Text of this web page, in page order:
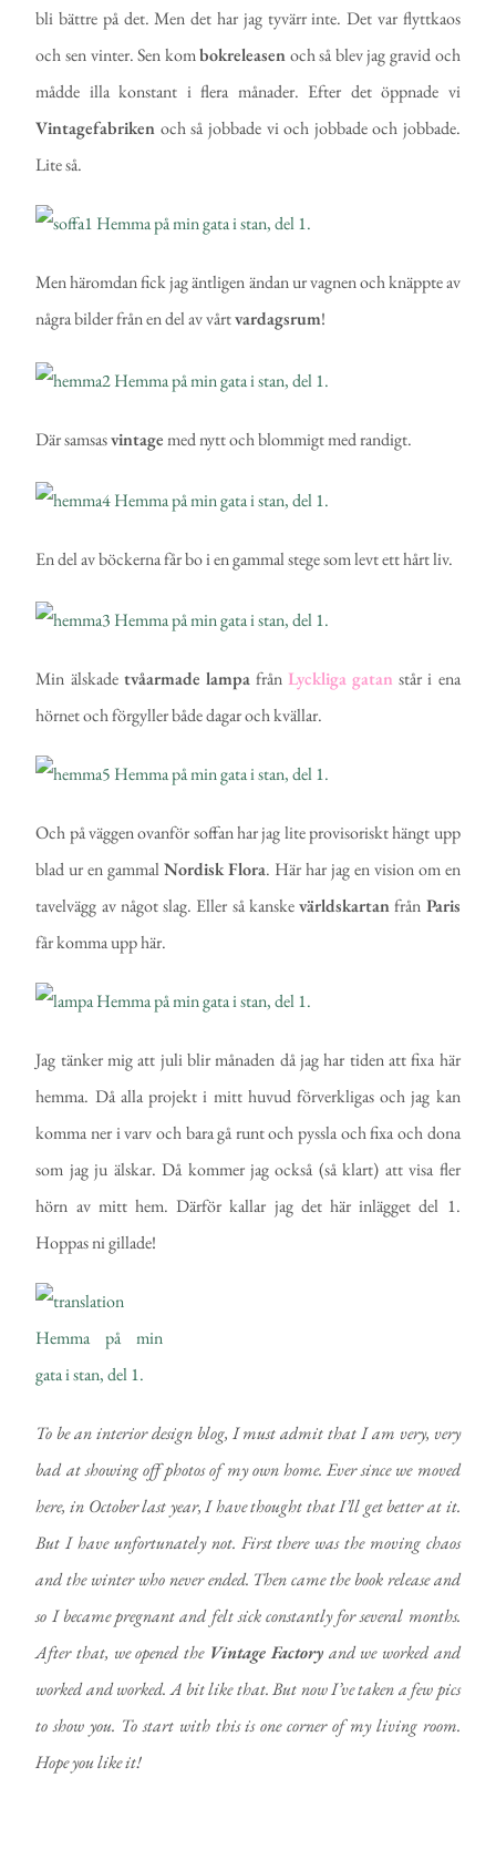
bli bättre på det. Men det har jag tyvärr inte. Det var flyttkaos
och sen vinter. Sen kombokreleasenoch så blev jag gravid och
mådde illa konstant i flera månader. Efter det öppnade vi
Vintagefabriken och så jobbade vi och jobbade och jobbade.
Lite så.
Men häromdan fick jag äntligen ändan ur vagnen och knäppte av
några bilder från en del av vårtvardagsrum!
Där samsasvintagemed nytt och blommigt med randigt.
En del av böckerna får bo i en gammal stege som levt ett hårt liv.
Min älskade tvåarmade lampafrånLyckliga gatan står i ena
hörnet och förgyller både dagar och kvällar.
Och på väggen ovanför soffan har jag lite provisoriskt hängt upp
blad ur en gammalNordiskFlora. Här har jag en vision om en
tavelvägg av något slag. Eller så kanskevärldskartanfrån Paris
får komma upp här.
Jag tänker mig att juli blir månaden då jag har tiden att fixa här
hemma. Då alla projekt i mitt huvud förverkligas och jag kan
komma ner i varv och bara gå runt och pyssla och fixa och dona
som jag ju älskar. Då kommer jag också (så klart) att visa fler
hörn av mitt hem. Därför kallar jag det här inlägget del 1.
Hoppas ni gillade!
To be an interior design blog, I must admit that I am very, very
bad at showing off photos of my own home. Ever since we moved
here, in October last year, I have thought that I’ll get better at it.
But I have unfortunately not. First there was the moving chaos
and the winter who never ended. Then came the book release and
so I became pregnant and felt sick constantly for several months.
After that, we opened the Vintage Factory and we worked and
worked and worked. A bit like that. But now I’ve taken a few pics
to show you. To start with this is one corner of my living room.
Hope you like it!